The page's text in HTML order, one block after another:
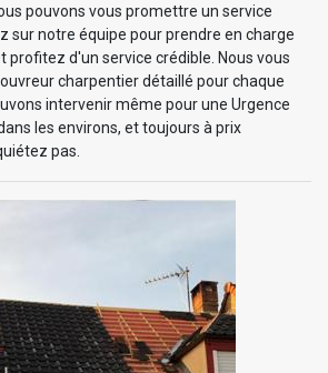
pouvons vous promettre un service
sur notre équipe pour prendre en charge
profitez d'un service crédible. Nous vous
charpentier détaillé pour chaque
intervenir même pour une Urgence
les environs, et toujours à prix
pas.